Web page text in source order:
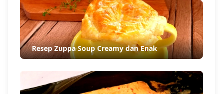
Resep Zuppa Soup Creamy dan Enak